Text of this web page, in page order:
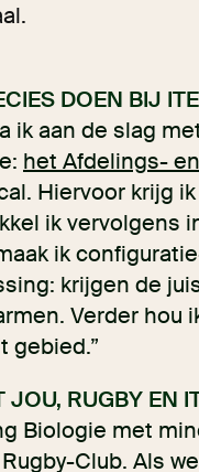
DOEN BIJ
ik aan de slag
het Afdelings-
Hiervoor krijg
ik vervolgens
ik
krijgen de
Verder hou
gebied.”
JOU, RUGBY EN
Biologie met
Club. Als